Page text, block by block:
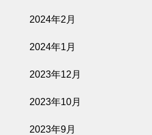
2024年2月
2024年1月
2023年12月
2023年10月
2023年9月